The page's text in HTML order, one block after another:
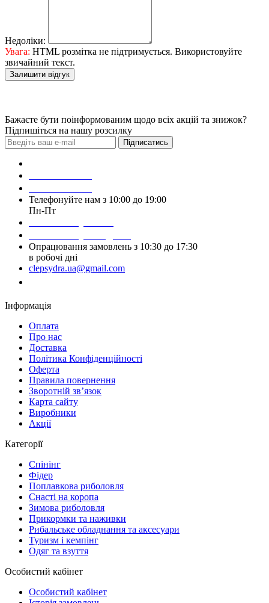
Недоліки:
Увага: HTML розмітка не підтримується. Використовуйте
звичайний текст.
Залишити відгук
Бажаєте бути поінформованим щодо всіх акцій та знижок?
Підпишіться на нашу розсилку
Підписатись
Телефонуйте нам з 10:00 до 19:00
Пн-Пт
Опрацювання замовлень з 10:30 до 17:30
в робочі дні
clepsydra.ua@gmail.com
Інформація
Оплата
Про нас
Доставка
Політика Конфіденційності
Оферта
Правила повернення
Зворотній зв’язок
Карта сайту
Виробники
Акції
Категорії
Спінінг
Фідер
Поплавкова риболовля
Снасті на коропа
Зимова риболовля
Прикормки та наживки
Рибальське обладнання та аксесуари
Туризм і кемпінг
Одяг та взуття
Особистий кабінет
Особистий кабінет